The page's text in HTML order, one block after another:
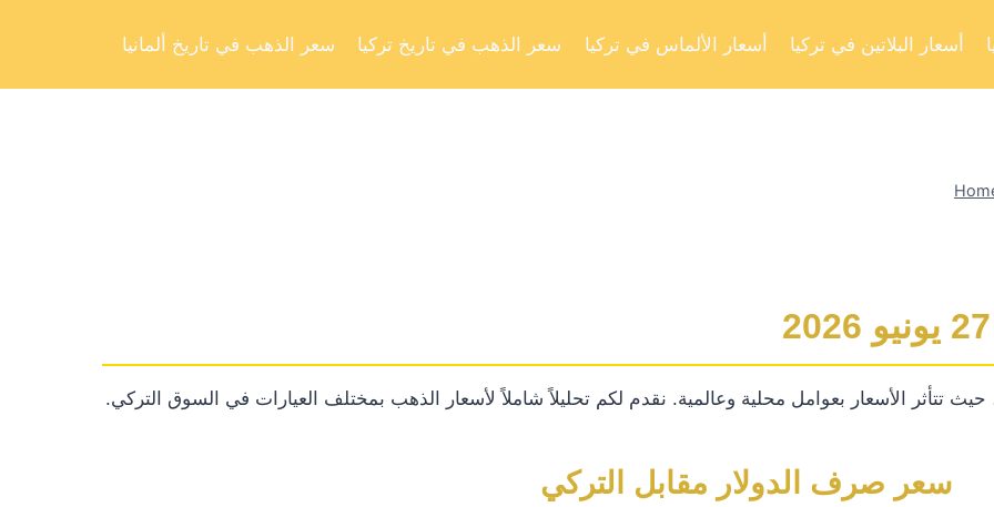
سعر الذهب في تاريخ ألمانيا سعر الذهب في تاريخ تركيا أسعار الألماس في تركيا أسعار البلاتين في تركيا
تتأثر الأسعار بعوامل محلية وعالمية. نقدم لكم تحليلاً شاملاً لأسعار الذهب بمختلف العيارات في السوق التركي.
سعر صرف الدولار مقابل التركي